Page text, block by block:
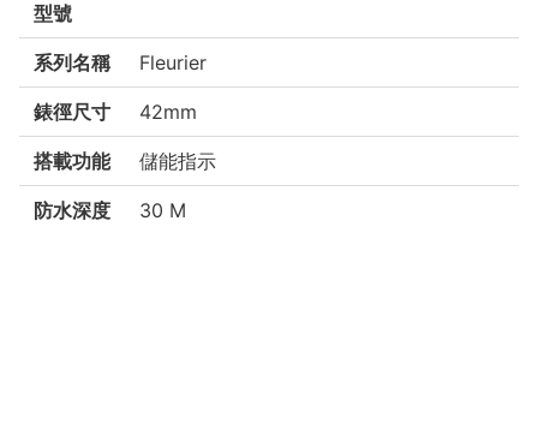
型號
系列名稱 Fleurier
錶徑尺寸 42mm
搭載功能 儲能指示
防水深度 30 M